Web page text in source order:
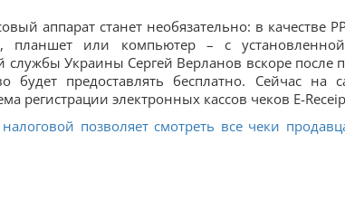
аппарат станет необязательно: в качестве
или компьютер – с установленной
службы Украины Сергей Верланов вскоре после
будет предоставлять бесплатно. Сейчас на
регистрации электронных кассов чеков E-
позволяет смотреть все чеки